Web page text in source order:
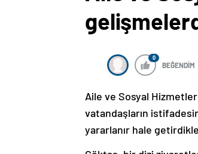
vatandaşların
yararlanır hale